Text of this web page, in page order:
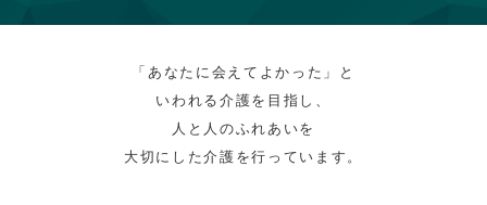
「あなたに会えてよかった」と
いわれる介護を目指し、
人と人のふれあいを
大切にした介護を行っています。